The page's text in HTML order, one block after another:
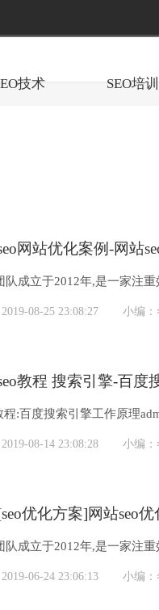
技术 SEO培训
网站优化案例-网站
队成立于2012年,是一家注
排名优化、负面信息处理
08-25 23:08:27 小编：
教程 搜索引擎-百度
程:百度搜索引擎工作原理
进步、互联网...
08-14 23:08:28 小编：
优化方案]网站seo
队成立于2012年,是一家注
排名优化、负面信息处理
06-24 23:06:13 小编：